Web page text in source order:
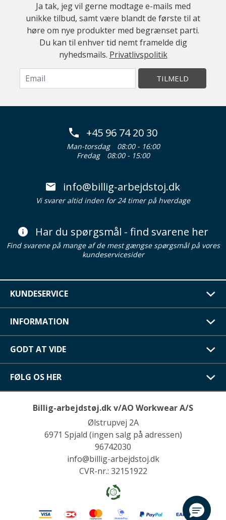
Ja tak, jeg vil gerne modtage e-mails med
unikke tilbud, samt være blandt de første til at
høre om nye produkter med begrænset parti.
Du kan til enhver tid nemt framelde dig
nyhedsmails. Privatlivspolitik
TILMELD
+45 96 74 20 30
Man-torsdag
08:00 - 16:00
Fredag
08:00 - 15:00
info@billig-arbejdstoj.dk
Vi svarer altid inden for 24 timer på hverdage
Har du spørgsmål - find svarene her
Find svarene på mange af de mest gængse spørgsmål på vores
kundeservicesider
KUNDESERVICE
INFORMATION
GODT AT VIDE
FØLG OS HER
Billig-arbejdstøj.dk v/AO Workwear A/S
Ølstrupvej 2A
6971 Spjald (ingen salg på adressen)
96742030
info@billig-arbejdstoj.dk
CVR-nr.: 32151922